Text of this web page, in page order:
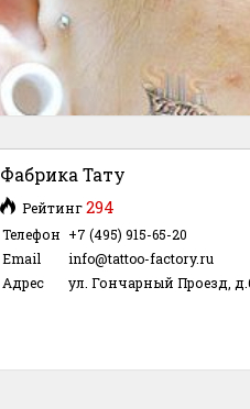
Фабрика Тату
Рейтинг294
Телефон +7 (495) 915-65-20
Email
info@tattoo-factory.ru
Адрес
ул. Гончарный Проезд,